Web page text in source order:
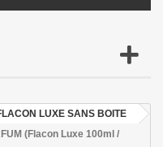
LUXE SANS BOITE
(Flacon Luxe 100ml /